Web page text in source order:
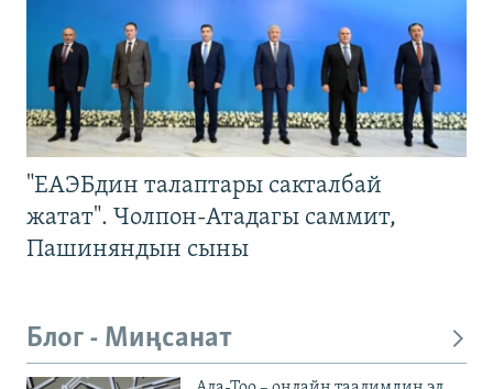
"ЕАЭБдин талаптары сакталбай
жатат". Чолпон-Атадагы саммит,
Пашиняндын сыны
Блог - Миңсанат